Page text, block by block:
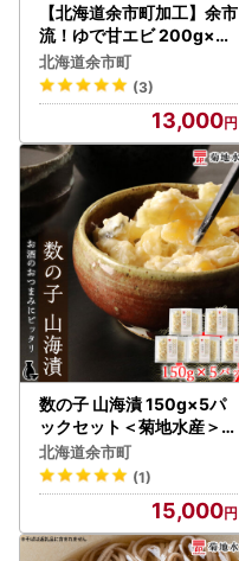
【北海道余市町加工】余市
流！ゆで甘エビ 200g×3
袋_Y004-0051
北海道余市町
(3)
13,000
数の子 山海漬 150g×5パ
ックセット＜菊地水産＞_
Y020-0055
北海道余市町
(1)
15,000